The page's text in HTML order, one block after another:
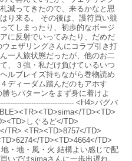
減ってきたので、来るかなと思
り来る。 その後は、護符買い競
てしまったり、初歩的なボージ
に反射でいってみたり、だめだ
ェザリングさんにコラプ引き打
一人旅状態だったが、他のお二
、３強・私だけ負けているいつ
ルブレイズ持ちながら巻物読め
ディーダム踏んだのもアホす
ちパターンをまず身に着けよ
<H4>バグバ
TD><TD>
しぐるど</TD>
TR> <TR><TD>8757</TD>
TD><TD>4664</TD>
・地・風・火 結構よい感じで配
いではsimaさんに一歩出遅れ。